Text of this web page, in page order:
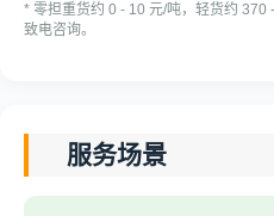
* 零担重货约 0 - 10 元/吨，轻货约
致电咨询。
服务场景